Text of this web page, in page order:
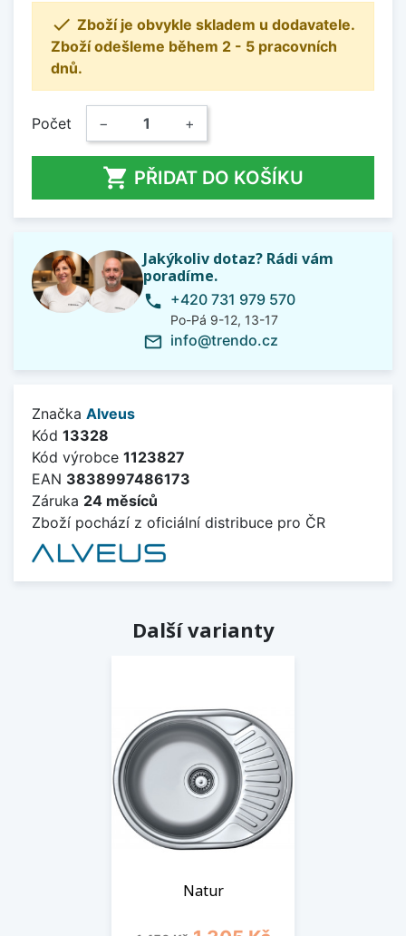
 Zboží je obvykle skladem u dodavatele.
Zboží odešleme během 2 - 5 pracovních
dnů.
Počet − +
 PŘIDAT DO KOŠÍKU
Jakýkoliv dotaz? Rádi vám
poradíme.
phone +420 731 979 570
Po-Pá 9-12, 13-17
mail_outline info@trendo.cz
Značka Alveus
Kód 13328
Kód výrobce 1123827
EAN 3838997486173
Záruka 24 měsíců
Zboží pochází z oficiální distribuce pro ČR
Další varianty
Natur